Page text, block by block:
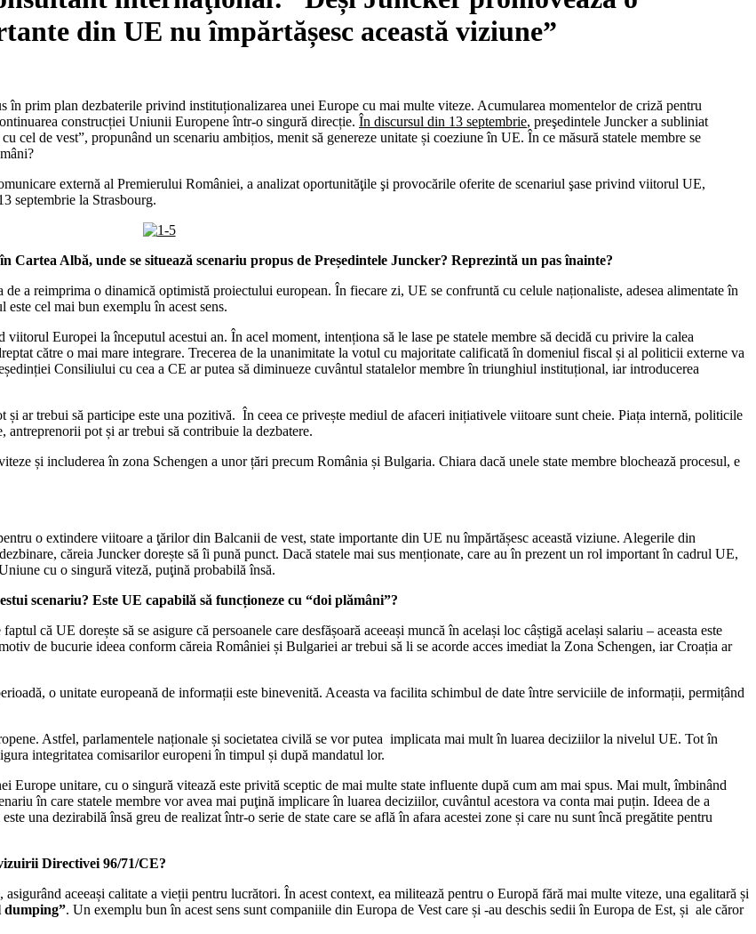
din UE nu împărtășesc această viziune”
în prim plan dezbaterile privind instituționalizarea unei Europe cu mai multe viteze. Acumularea momentelor de criză pentru
construcției Uniunii Europene într-o singură direcție. În discursul din 13 septembrie, preşedintele Juncker a subliniat
cel de vest”, propunând un scenariu ambițios, menit să genereze unitate și coeziune în UE. În ce măsură statele membre se
externă al Premierului României, a analizat oportunităţile şi provocările oferite de scenariul şase privind viitorul UE,
septembrie la Strasbourg.
Albă, unde se situează scenariu propus de Președintele Juncker? Reprezintă un pas înainte?
a reimprima o dinamică optimistă proiectului european. În fiecare zi, UE se confruntă cu celule naționaliste, adesea alimentate în
cel mai bun exemplu în acest sens.
Europei la începutul acestui an. În acel moment, intenționa să le lase pe statele membre să decidă cu privire la calea
către o mai mare integrare. Trecerea de la unanimitate la votul cu majoritate calificată în domeniul fiscal și al politicii externe va
Consiliului cu cea a CE ar putea să diminueze cuvântul statalelor membre în triunghiul instituțional, iar introducerea
ar trebui să participe este una pozitivă. În ceea ce privește mediul de afaceri inițiativele viitoare sunt cheie. Piața internă, politicile
pot și ar trebui să contribuie la dezbatere.
și includerea în zona Schengen a unor țări precum România și Bulgaria. Chiara dacă unele state membre blochează procesul, e
o extindere viitoare a ţărilor din Balcanii de vest, state importante din UE nu împărtășesc această viziune. Alegerile din
căreia Juncker dorește să îi pună punct. Dacă statele mai sus menționate, care au în prezent un rol important în cadrul UE,
cu o singură viteză, puţină probabilă însă.
scenariu? Este UE capabilă să funcționeze cu “doi plămâni”?
că UE dorește să se asigure că persoanele care desfășoară aceeași muncă în același loc câștigă același salariu – aceasta este
de bucurie ideea conform căreia României și Bulgariei ar trebui să li se acorde acces imediat la Zona Schengen, iar Croația ar
o unitate europeană de informații este binevenită. Aceasta va facilita schimbul de date între serviciile de informații, permițând
Astfel, parlamentele naționale și societatea civilă se vor putea implicata mai mult în luarea deciziilor la nivelul UE. Tot în
integritatea comisarilor europeni în timpul și după mandatul lor.
Europe unitare, cu o singură vitează este privită sceptic de mai multe state influente după cum am mai spus. Mai mult, îmbinând
în care statele membre vor avea mai puţină implicare în luarea deciziilor, cuvântul acestora va conta mai puțin. Ideea de a
una dezirabilă însă greu de realizat într-o serie de state care se află în afara acestei zone și care nu sunt încă pregătite pentru
Directivei 96/71/CE?
aceeași calitate a vieții pentru lucrători. În acest context, ea militează pentru o Europă fără mai multe viteze, una egalitară și
dumping”. Un exemplu bun în acest sens sunt companiile din Europa de Vest care și -au deschis sedii în Europa de Est, și ale căror